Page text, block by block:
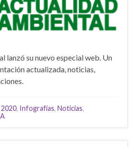
lanzó su nuevo especial web. Un
actualizada, noticias,
, Infografías, Noticias,